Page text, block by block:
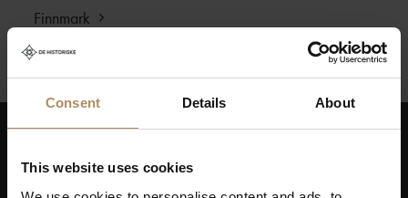
Consent Details About
This website uses cookies
Finnmark
Hold deg oppdatert på nyheter, og få spennende